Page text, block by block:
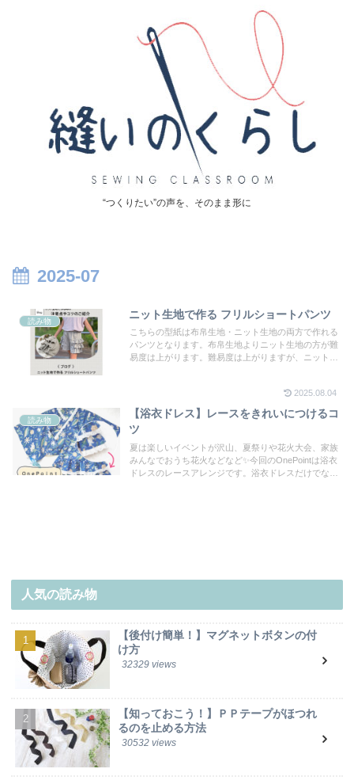
“つくりたい”の声を、そのまま形に
2025-07
読み物
ニット生地で作る フリルショートパンツ
こちらの型紙は布帛生地・ニット生地の両方で作れる
パンツとなります。布帛生地よりニット生地の方が難
易度は上がります。難易度は上がりますが、ニット生
やすい＆かわいいパンツです♪今回はニット生地で作
る時の注意点やコツをご紹介します。
2025.08.04
読み物
【浴衣ドレス】レースをきれいにつけるコ
ツ
夏は楽しいイベントが沢山、夏祭りや花火大会、家族
みんなでおうち花火などなど✨今回のOnePointは浴衣
ドレスのレースアレンジです。浴衣ドレスだけでな
人気の読み物
【後付け簡単！】マグネットボタンの付
け方
32329 views
【知っておこう！】ＰＰテープがほつれ
るのを止める方法
30532 views